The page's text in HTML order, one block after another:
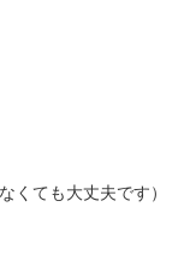
ても大丈夫です）